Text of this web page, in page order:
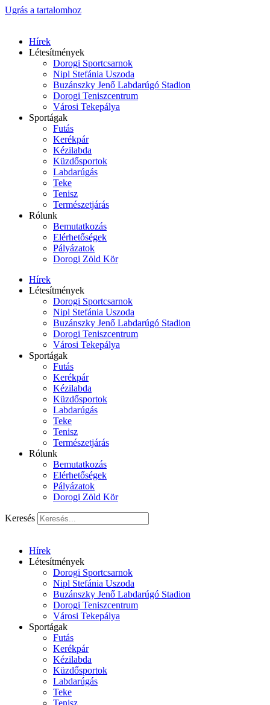
Ugrás a tartalomhoz
Hírek
Létesítmények
Dorogi Sportcsarnok
Nipl Stefánia Uszoda
Buzánszky Jenő Labdarúgó Stadion
Dorogi Teniszcentrum
Városi Tekepálya
Sportágak
Futás
Kerékpár
Kézilabda
Küzdősportok
Labdarúgás
Teke
Tenisz
Természetjárás
Rólunk
Bemutatkozás
Elérhetőségek
Pályázatok
Dorogi Zöld Kör
Hírek
Létesítmények
Dorogi Sportcsarnok
Nipl Stefánia Uszoda
Buzánszky Jenő Labdarúgó Stadion
Dorogi Teniszcentrum
Városi Tekepálya
Sportágak
Futás
Kerékpár
Kézilabda
Küzdősportok
Labdarúgás
Teke
Tenisz
Természetjárás
Rólunk
Bemutatkozás
Elérhetőségek
Pályázatok
Dorogi Zöld Kör
Keresés
Hírek
Létesítmények
Dorogi Sportcsarnok
Nipl Stefánia Uszoda
Buzánszky Jenő Labdarúgó Stadion
Dorogi Teniszcentrum
Városi Tekepálya
Sportágak
Futás
Kerékpár
Kézilabda
Küzdősportok
Labdarúgás
Teke
Tenisz